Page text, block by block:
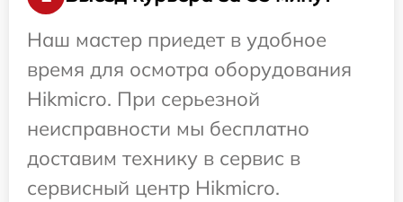
Наш мастер приедет в удобное
время для осмотра оборудования
Hikmicro. При серьезной
неисправности мы бесплатно
доставим технику в сервис в
сервисный центр Hikmicro.